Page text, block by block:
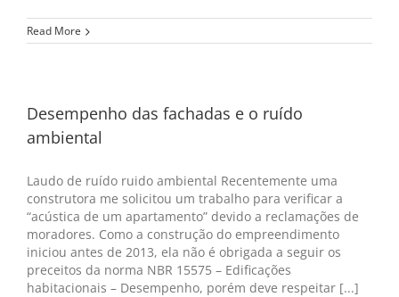
Read More
Desempenho das fachadas e o ruído
ambiental
Laudo de ruído ruido ambiental Recentemente uma
construtora me solicitou um trabalho para verificar a
“acústica de um apartamento” devido a reclamações de
moradores. Como a construção do empreendimento
iniciou antes de 2013, ela não é obrigada a seguir os
preceitos da norma NBR 15575 – Edificações
habitacionais – Desempenho, porém deve respeitar [...]